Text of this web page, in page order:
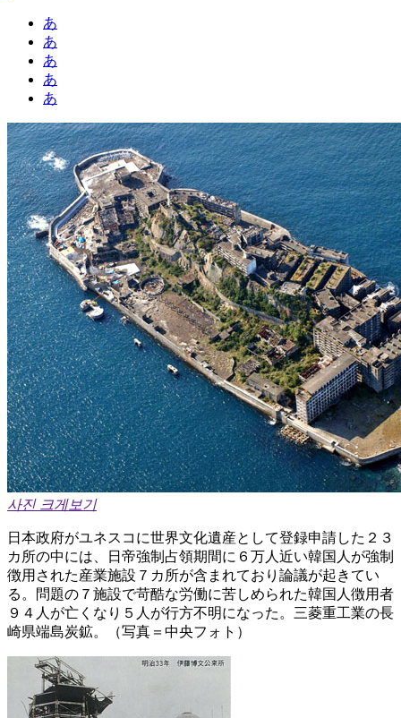
あ
あ
あ
あ
あ
사진 크게보기
日本政府がユネスコに世界文化遺産として登録申請した２３
カ所の中には、日帝強制占領期間に６万人近い韓国人が強制
徴用された産業施設７カ所が含まれており論議が起きてい
る。問題の７施設で苛酷な労働に苦しめられた韓国人徴用者
９４人が亡くなり５人が行方不明になった。三菱重工業の長
崎県端島炭鉱。（写真＝中央フォト）